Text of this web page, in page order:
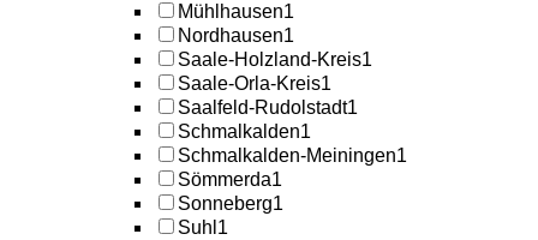
Mühlhausen1
Nordhausen1
Saale-Holzland-Kreis1
Saale-Orla-Kreis1
Saalfeld-Rudolstadt1
Schmalkalden1
Schmalkalden-Meiningen1
Sömmerda1
Sonneberg1
Suhl 1